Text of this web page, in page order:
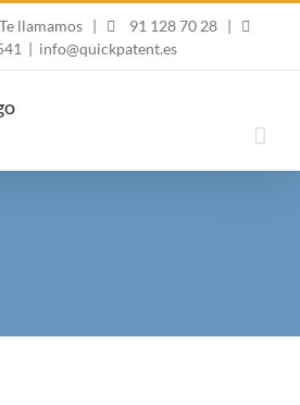
llamamos | 91 128 70 28
|
| info@quickpatent.es